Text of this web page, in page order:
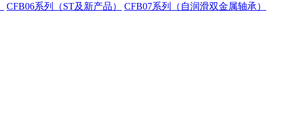
CFB06系列（ST及新产品）
CFB07系列（自润滑双金属轴承）